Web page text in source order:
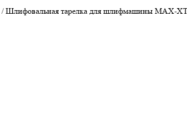
/Шлифовальная тарелка для шлифмашины MAX-